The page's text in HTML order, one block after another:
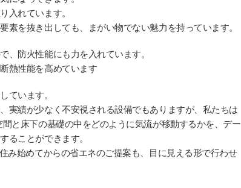
入れています。
素を抜き出しても、まがい物でない魅力を持っています。
、防火性能にも力を入れています。
熱性能を高めています
ています。
実績が少なく不安視される設備でもありますが、私たちは
と床下の基礎の中をどのように気流が移動するかを、デー
ることができます。
み始めてからの省エネのご提案も、目に見える形で行わせ